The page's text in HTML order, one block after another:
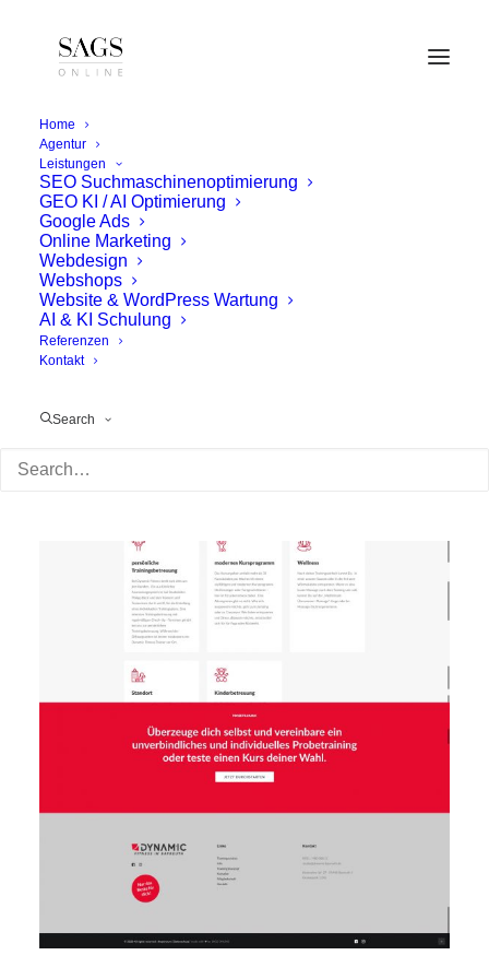
Home
Agentur
Leistungen
SEO Suchmaschinenoptimierung
GEO KI / AI Optimierung
Google Ads
Online Marketing
Webdesign
Webshops
Website & WordPress Wartung
AI & KI Schulung
Referenzen
Kontakt
Search